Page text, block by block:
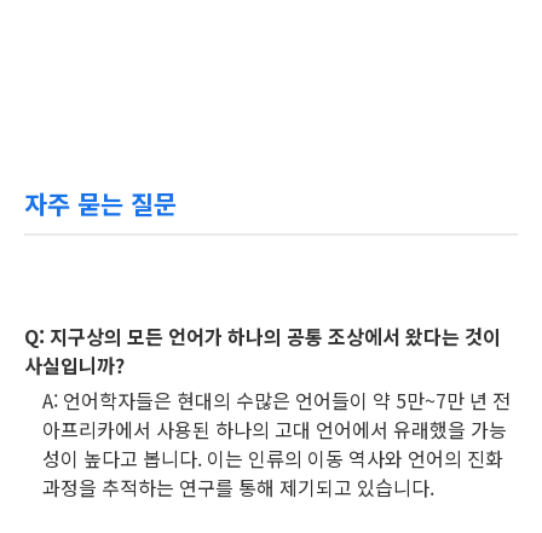
자주 묻는 질문
Q: 지구상의 모든 언어가 하나의 공통 조상에서 왔다는 것이
사실입니까?
A: 언어학자들은 현대의 수많은 언어들이 약 5만~7만 년 전
아프리카에서 사용된 하나의 고대 언어에서 유래했을 가능
성이 높다고 봅니다. 이는 인류의 이동 역사와 언어의 진화
과정을 추적하는 연구를 통해 제기되고 있습니다.